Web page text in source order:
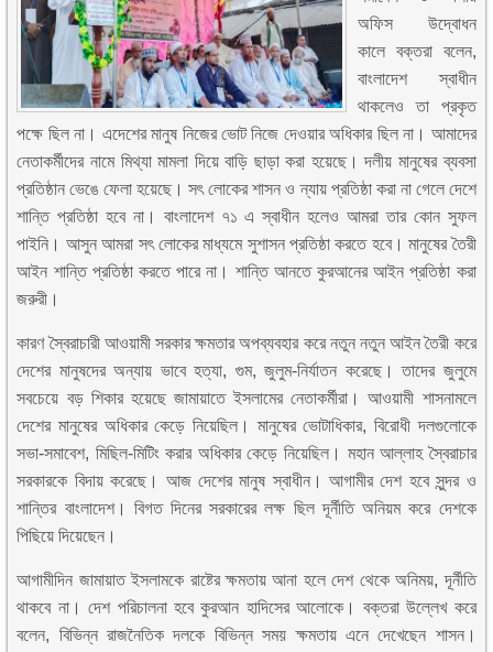
অফিস উদ্বোধন
কালে বক্তরা বলেন,
বাংলাদেশ স্বাধীন
থাকলেও তা প্রকৃত
পক্ষে ছিল না। এদেশের মানুষ নিজের ভোট নিজে দেওয়ার অধিকার ছিল না। আমাদের
নেতাকর্মীদের নামে মিথ্যা মামলা দিয়ে বাড়ি ছাড়া করা হয়েছে। দলীয় মানুষের ব্যবসা
প্রতিষ্ঠান ভেঙে ফেলা হয়েছে। সৎ লোকের শাসন ও ন্যায় প্রতিষ্ঠা করা না গেলে দেশে
শান্তি প্রতিষ্ঠা হবে না। বাংলাদেশ ৭১ এ স্বাধীন হলেও আমরা তার কোন সুফল
পাইনি। আসুন আমরা সৎ লোকের মাধ্যমে সুশাসন প্রতিষ্ঠা করতে হবে। মানুষের তৈরী
আইন শান্তি প্রতিষ্ঠা করতে পারে না। শান্তি আনতে কুরআনের আইন প্রতিষ্ঠা করা
জরুরী।
কারণ স্বৈরাচারী আওয়ামী সরকার ক্ষমতার অপব্যবহার করে নতুন নতুন আইন তৈরী করে
দেশের মানুষদের অন্যায় ভাবে হত্যা, গুম, জুলুম-নির্যাতন করেছে। তাদের জুলুমে
সবচেয়ে বড় শিকার হয়েছে জামায়াতে ইসলামের নেতাকর্মীরা। আওয়ামী শাসনামলে
দেশের মানুষের অধিকার কেড়ে নিয়েছিল। মানুষের ভোটাধিকার, বিরোধী দলগুলোকে
সভা-সমাবেশ, মিছিল-মিটিং করার অধিকার কেড়ে নিয়েছিল। মহান আল্লাহ স্বৈরাচার
সরকারকে বিদায় করেছে। আজ দেশের মানুষ স্বাধীন। আগামীর দেশ হবে সুন্দর ও
শান্তির বাংলাদেশ। বিগত দিনের সরকারের লক্ষ ছিল দূর্নীতি অনিয়ম করে দেশকে
পিছিয়ে দিয়েছেন।
আগামীদিন জামায়াত ইসলামকে রাষ্টের ক্ষমতায় আনা হলে দেশ থেকে অনিময়, দূর্নীতি
থাকবে না। দেশ পরিচালনা হবে কুরআন হাদিসের আলোকে। বক্তরা উল্লেখ করে
বলেন, বিভিন্ন রাজনৈতিক দলকে বিভিন্ন সময় ক্ষমতায় এনে দেখেছেন শাসন।